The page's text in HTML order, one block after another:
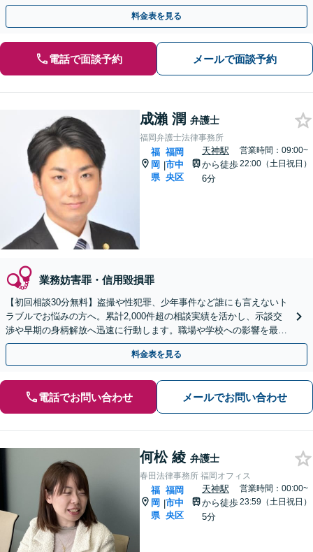
めてまいります。お困りの際は、ぜひご相談ください。
料金表を見る
電話で面談予約 メールで面談予約
成瀨 潤 弁護士
福岡弁護士法律事務所
福
岡
県
|
福岡
市中
央区
天神駅
から徒歩
6分
営業時間：09:00~
22:00（土日祝日）
業務妨害罪・信用毀損罪
【初回相談30分無料】盗撮や性犯罪、少年事件など誰にも言えないト
ラブルでお悩みの方へ。累計2,000件超の相談実績を活かし、示談交
渉や早期の身柄解放へ迅速に行動します。職場や学校への影響を最小
限に抑えるため、まずは当事務所にご相談ください。
料金表を見る
電話でお問い合わせ メールでお問い合わせ
何松 綾 弁護士
春田法律事務所 福岡オフィス
福
岡
県
|
福岡
市中
央区
天神駅
から徒歩
5分
営業時間：00:00~
23:59（土日祝日）